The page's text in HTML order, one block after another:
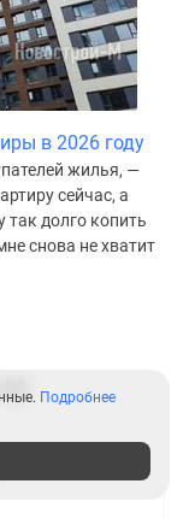
в 2026 году
жилья, —
сейчас, а
так долго копить
снова не хватит
М Подробнее